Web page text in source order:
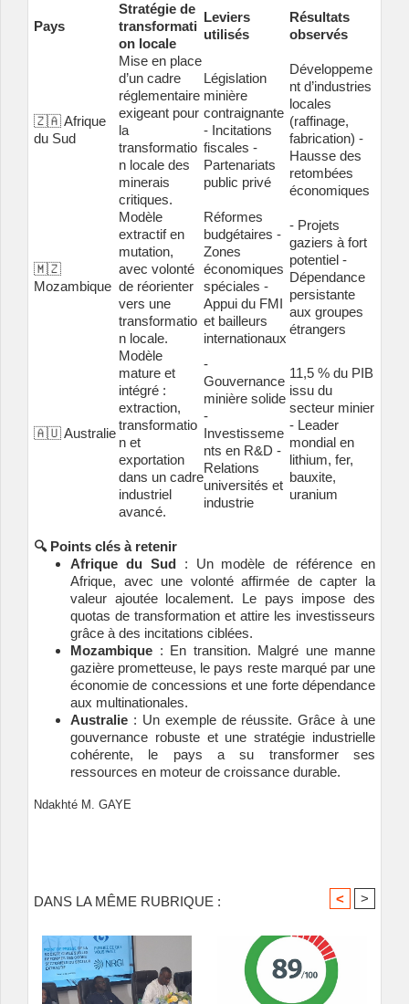
Pays
Stratégie de
transformati
on locale
Leviers
utilisés
Résultats
observés
🇿🇦 Afrique
du Sud
Mise en place
d’un cadre
réglementaire
exigeant pour
la
transformatio
n locale des
minerais
critiques.
Législation
minière
contraignante
- Incitations
fiscales -
Partenariats
public privé
Développeme
nt d’industries
locales
(raffinage,
fabrication) -
Hausse des
retombées
économiques
🇲🇿
Mozambique
Modèle
extractif en
mutation,
avec volonté
de réorienter
vers une
transformatio
n locale.
Réformes
budgétaires -
Zones
économiques
spéciales -
Appui du FMI
et bailleurs
internationaux
- Projets
gaziers à fort
potentiel -
Dépendance
persistante
aux groupes
étrangers
🇦🇺 Australie
Modèle
mature et
intégré :
extraction,
transformatio
n et
exportation
dans un cadre
industriel
avancé.
-
Gouvernance
minière solide
-
Investisseme
nts en R&D -
Relations
universités et
industrie
11,5 % du PIB
issu du
secteur minier
- Leader
mondial en
lithium, fer,
bauxite,
uranium
🔍 Points clés à retenir
Afrique du Sud: Un modèle de référence en
Afrique, avec une volonté affirmée de capter la
valeur ajoutée localement. Le pays impose des
quotas de transformation et attire les investisseurs
grâce à des incitations ciblées.
Mozambique : En transition. Malgré une manne
gazière prometteuse, le pays reste marqué par une
économie de concessions et une forte dépendance
aux multinationales.
Australie : Un exemple de réussite. Grâce à une
gouvernance robuste et une stratégie industrielle
cohérente, le pays a su transformer ses
ressources en moteur de croissance durable.
Ndakhté M. GAYE
DANS LA MÊME RUBRIQUE : < >